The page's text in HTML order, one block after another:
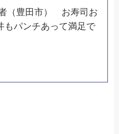
（豊田市） お寿司お
もパンチあって満足で